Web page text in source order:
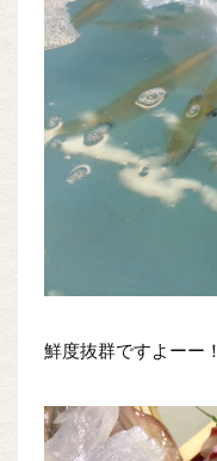
鮮度抜群ですよーー！